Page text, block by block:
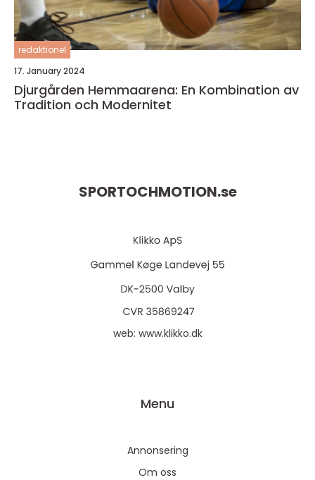
redaktionel
17. January 2024
Djurgården Hemmaarena: En Kombination av
Tradition och Modernitet
SPORTOCHMOTION.se
web: www.klikko.dk
Menu
Annonsering
Om oss